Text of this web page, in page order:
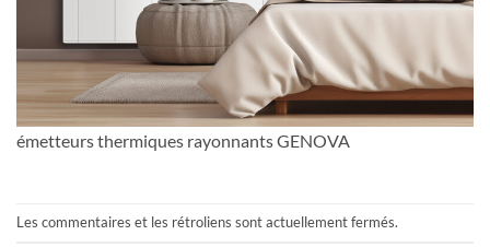
émetteurs thermiques rayonnants GENOVA
Les commentaires et les rétroliens sont actuellement fermés.